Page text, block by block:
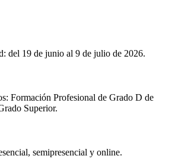
del 19 de junio al 9 de julio de 2026.
Formación Profesional de Grado D de
Superior.
semipresencial y online.